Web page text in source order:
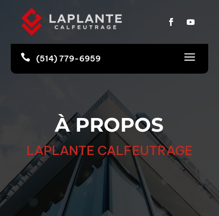
 (514) 779-6959 a
À PROPOS
LAPLANTE CALFEUTRAGE